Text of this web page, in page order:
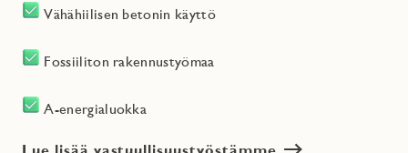
Vähähiilisen betonin käyttö
Fossiiliton rakennustyömaa
A-energialuokka